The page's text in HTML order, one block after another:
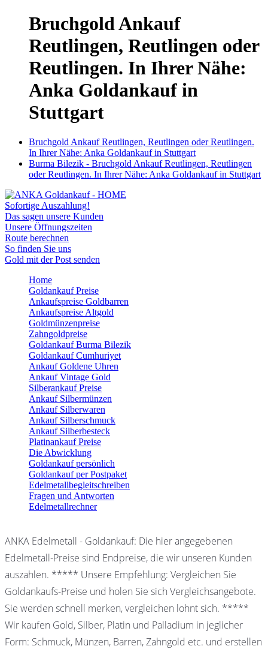
Bruchgold Ankauf
Reutlingen, Reutlingen oder
Reutlingen. In Ihrer Nähe:
Anka Goldankauf in
Stuttgart
Bruchgold Ankauf Reutlingen, Reutlingen oder Reutlingen.
In Ihrer Nähe: Anka Goldankauf in Stuttgart
Burma Bilezik - Bruchgold Ankauf Reutlingen, Reutlingen
oder Reutlingen. In Ihrer Nähe: Anka Goldankauf in Stuttgart
Sofortige Auszahlung!
Das sagen unsere Kunden
Unsere Öffnungszeiten
Route berechnen
So finden Sie uns
Gold mit der Post senden
Home
Goldankauf Preise
Ankaufspreise Goldbarren
Ankaufspreise Altgold
Goldmünzenpreise
Zahngoldpreise
Goldankauf Burma Bilezik
Goldankauf Cumhuriyet
Ankauf Goldene Uhren
Ankauf Vintage Gold
Silberankauf Preise
Ankauf Silbermünzen
Ankauf Silberwaren
Ankauf Silberschmuck
Ankauf Silberbesteck
Platinankauf Preise
Die Abwicklung
Goldankauf persönlich
Goldankauf per Postpaket
Edelmetallbegleitschreiben
Fragen und Antworten
Edelmetallrechner
ANKA Edelmetall - Goldankauf: Die hier angegebenen
Edelmetall-Preise sind Endpreise, die wir unseren Kunden
auszahlen. ***** Unsere Empfehlung: Vergleichen Sie
Goldankaufs-Preise und holen Sie sich Vergleichsangebote.
Sie werden schnell merken, vergleichen lohnt sich. *****
Wir kaufen Gold, Silber, Platin und Palladium in jeglicher
Form: Schmuck, Münzen, Barren, Zahngold etc. und erstellen